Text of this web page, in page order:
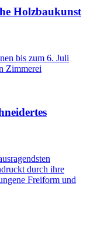
Holzbaukunst
bis zum 6. Juli
Zimmerei
durch ihre
Freiform und